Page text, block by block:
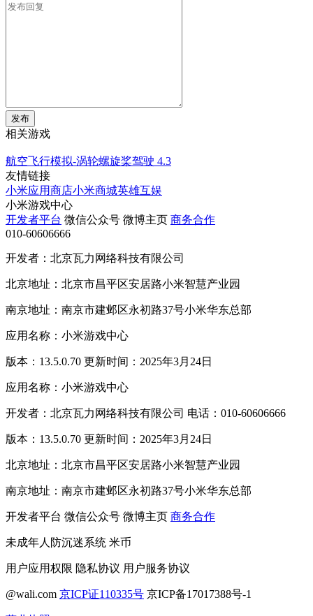
发布
相关游戏
航空飞行模拟-涡轮螺旋桨驾驶 4.3
友情链接
小米应用商店小米商城英雄互娱
小米游戏中心
开发者平台 微信公众号 微博主页 商务合作
010-60606666
开发者：北京瓦力网络科技有限公司
北京地址：北京市昌平区安居路小米智慧产业园
南京地址：南京市建邺区永初路37号小米华东总部
应用名称：小米游戏中心
版本：13.5.0.70 更新时间：2025年3月24日
应用名称：小米游戏中心
开发者：北京瓦力网络科技有限公司 电话：010-60606666
版本：13.5.0.70 更新时间：2025年3月24日
北京地址：北京市昌平区安居路小米智慧产业园
南京地址：南京市建邺区永初路37号小米华东总部
开发者平台 微信公众号 微博主页 商务合作
未成年人防沉迷系统 米币
用户应用权限 隐私协议 用户服务协议
@wali.com 京ICP证110335号 京ICP备17017388号-1